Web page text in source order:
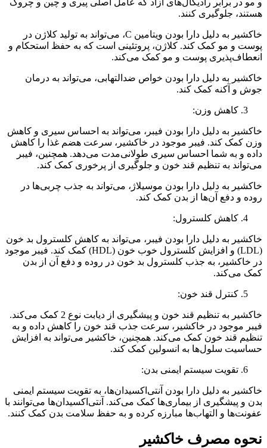
و مو در برابر رادیکال‌های آزاد که عامل اصلی پیری و چین و چروک
هستند، جلوگیری کنند.
خاکشیر به دلیل دارا بودن ویتامین C، می‌تواند به تولید کلاژن در
پوست و مو کمک کند. کلاژن، پروتئینی است که به حفظ استحکام و
انعطاف‌پذیری پوست و مو کمک می‌کند.
خاکشیر به دلیل دارا بودن خواص ضدالتهابی، می‌تواند به درمان
جوش و آکنه کمک کند.
کاهش وزن:
خاکشیر به دلیل دارا بودن فیبر، می‌تواند به احساس سیری و کاهش
وزن کمک کند. فیبر موجود در خاکشیر، سرعت هضم غذا را کاهش
داده و به شما احساس سیری طولانی‌مدت می‌دهد. همچنین، فیبر
می‌تواند به تنظیم قند خون و جلوگیری از پرخوری کمک کند.
خاکشیر به دلیل دارا بودن موسیلاژ، می‌تواند به جذب چربی‌ها در
روده و دفع آن‌ها از بدن کمک کند.
کاهش کلسترول:
خاکشیر به دلیل دارا بودن فیبر، می‌تواند به کاهش کلسترول بد خون
(LDL) و افزایش کلسترول خوب خون (HDL) کمک کند. فیبر موجود
در خاکشیر، به جذب کلسترول بد خون در روده و دفع آن از بدن
کمک می‌کند.
کنترل قند خون:
خاکشیر به تنظیم قند خون و پیشگیری از دیابت نوع 2 کمک می‌کند.
فیبر موجود در خاکشیر، سرعت جذب قند خون را کاهش داده و به
تنظیم قند خون کمک می‌کند. همچنین، خاکشیر می‌تواند به افزایش
حساسیت سلول‌ها به انسولین کمک کند.
تقویت سیستم ایمنی بدن:
خاکشیر به دلیل دارا بودن آنتی‌اکسیدان‌ها، به تقویت سیستم ایمنی
بدن و پیشگیری از بیماری‌ها کمک می‌کند. آنتی‌اکسیدان‌ها می‌توانند با
عفونت‌ها و التهاب‌ها مبارزه کرده و به حفظ سلامت بدن کمک کنند.
نحوه مصرف خاکشیر